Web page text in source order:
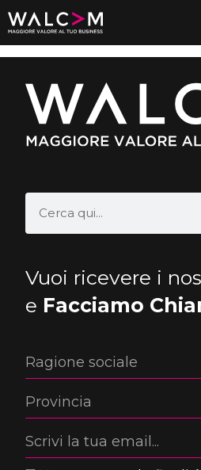
Marco B.
Vuoi ricevere i
e Facciamo